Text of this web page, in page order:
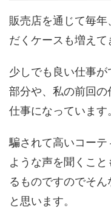
販売店を通じて毎
だくケースも増えて
少しでも良い仕事
部分や、私の前回
仕事になっています
騙されて高いコー
ような声を聞くこ
るものですのでそ
と思います。